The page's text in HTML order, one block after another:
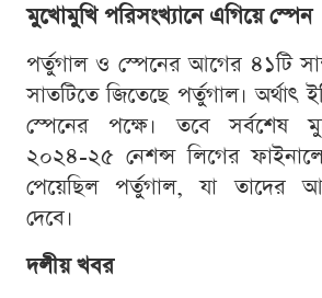
মুখোমুখি পরিসংখ্যানে এগিয়ে স্পেন
পর্তুগাল ও স্পেনের আগের ৪১টি
সাতটিতে জিতেছে পর্তুগাল। অর্থাৎ
স্পেনের পক্ষে। তবে সর্বশেষ
২০২৪-২৫ নেশন্স লিগের
পেয়েছিল পর্তুগাল, যা তাদের
দেবে।
দলীয় খবর